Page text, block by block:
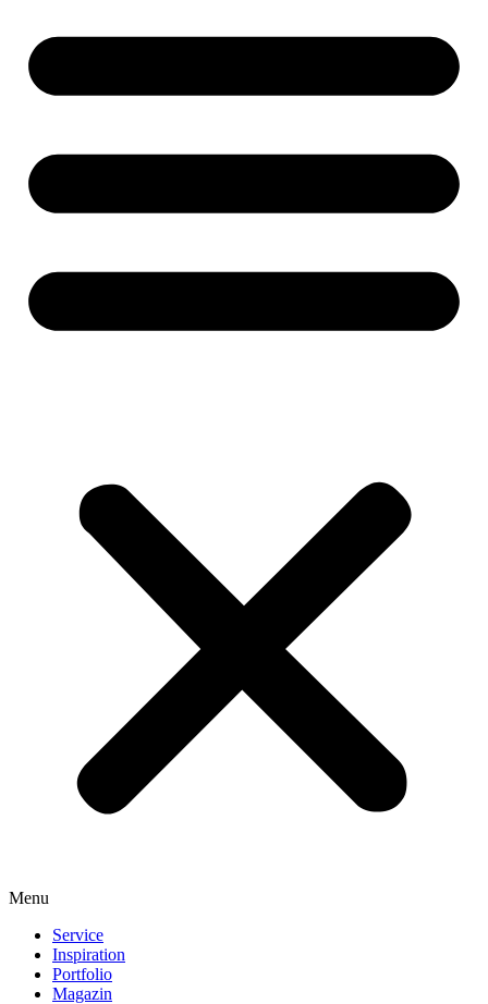
Menu
Service
Inspiration
Portfolio
Magazin